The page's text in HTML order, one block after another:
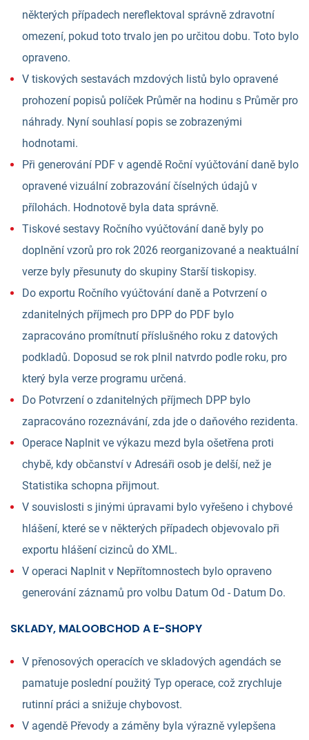
některých případech nereflektoval správně zdravotní
omezení, pokud toto trvalo jen po určitou dobu. Toto bylo
opraveno.
V tiskových sestavách mzdových listů bylo opravené
prohození popisů políček Průměr na hodinu s Průměr pro
náhrady. Nyní souhlasí popis se zobrazenými
hodnotami.
Při generování PDF v agendě Roční vyúčtování daně bylo
opravené vizuální zobrazování číselných údajů v
přílohách. Hodnotově byla data správně.
Tiskové sestavy Ročního vyúčtování daně byly po
doplnění vzorů pro rok 2026 reorganizované a neaktuální
verze byly přesunuty do skupiny Starší tiskopisy.
Do exportu Ročního vyúčtování daně a Potvrzení o
zdanitelných příjmech pro DPP do PDF bylo
zapracováno promítnutí příslušného roku z datových
podkladů. Doposud se rok plnil natvrdo podle roku, pro
který byla verze programu určená.
Do Potvrzení o zdanitelných příjmech DPP bylo
zapracováno rozeznávání, zda jde o daňového rezidenta.
Operace Naplnit ve výkazu mezd byla ošetřena proti
chybě, kdy občanství v Adresáři osob je delší, než je
Statistika schopna přijmout.
V souvislosti s jinými úpravami bylo vyřešeno i chybové
hlášení, které se v některých případech objevovalo při
exportu hlášení cizinců do XML.
V operaci Naplnit v Nepřítomnostech bylo opraveno
generování záznamů pro volbu Datum Od - Datum Do.
SKLADY, MALOOBCHOD A E-SHOPY
V přenosových operacích ve skladových agendách se
pamatuje poslední použitý Typ operace, což zrychluje
rutinní práci a snižuje chybovost.
V agendě Převody a záměny byla výrazně vylepšena